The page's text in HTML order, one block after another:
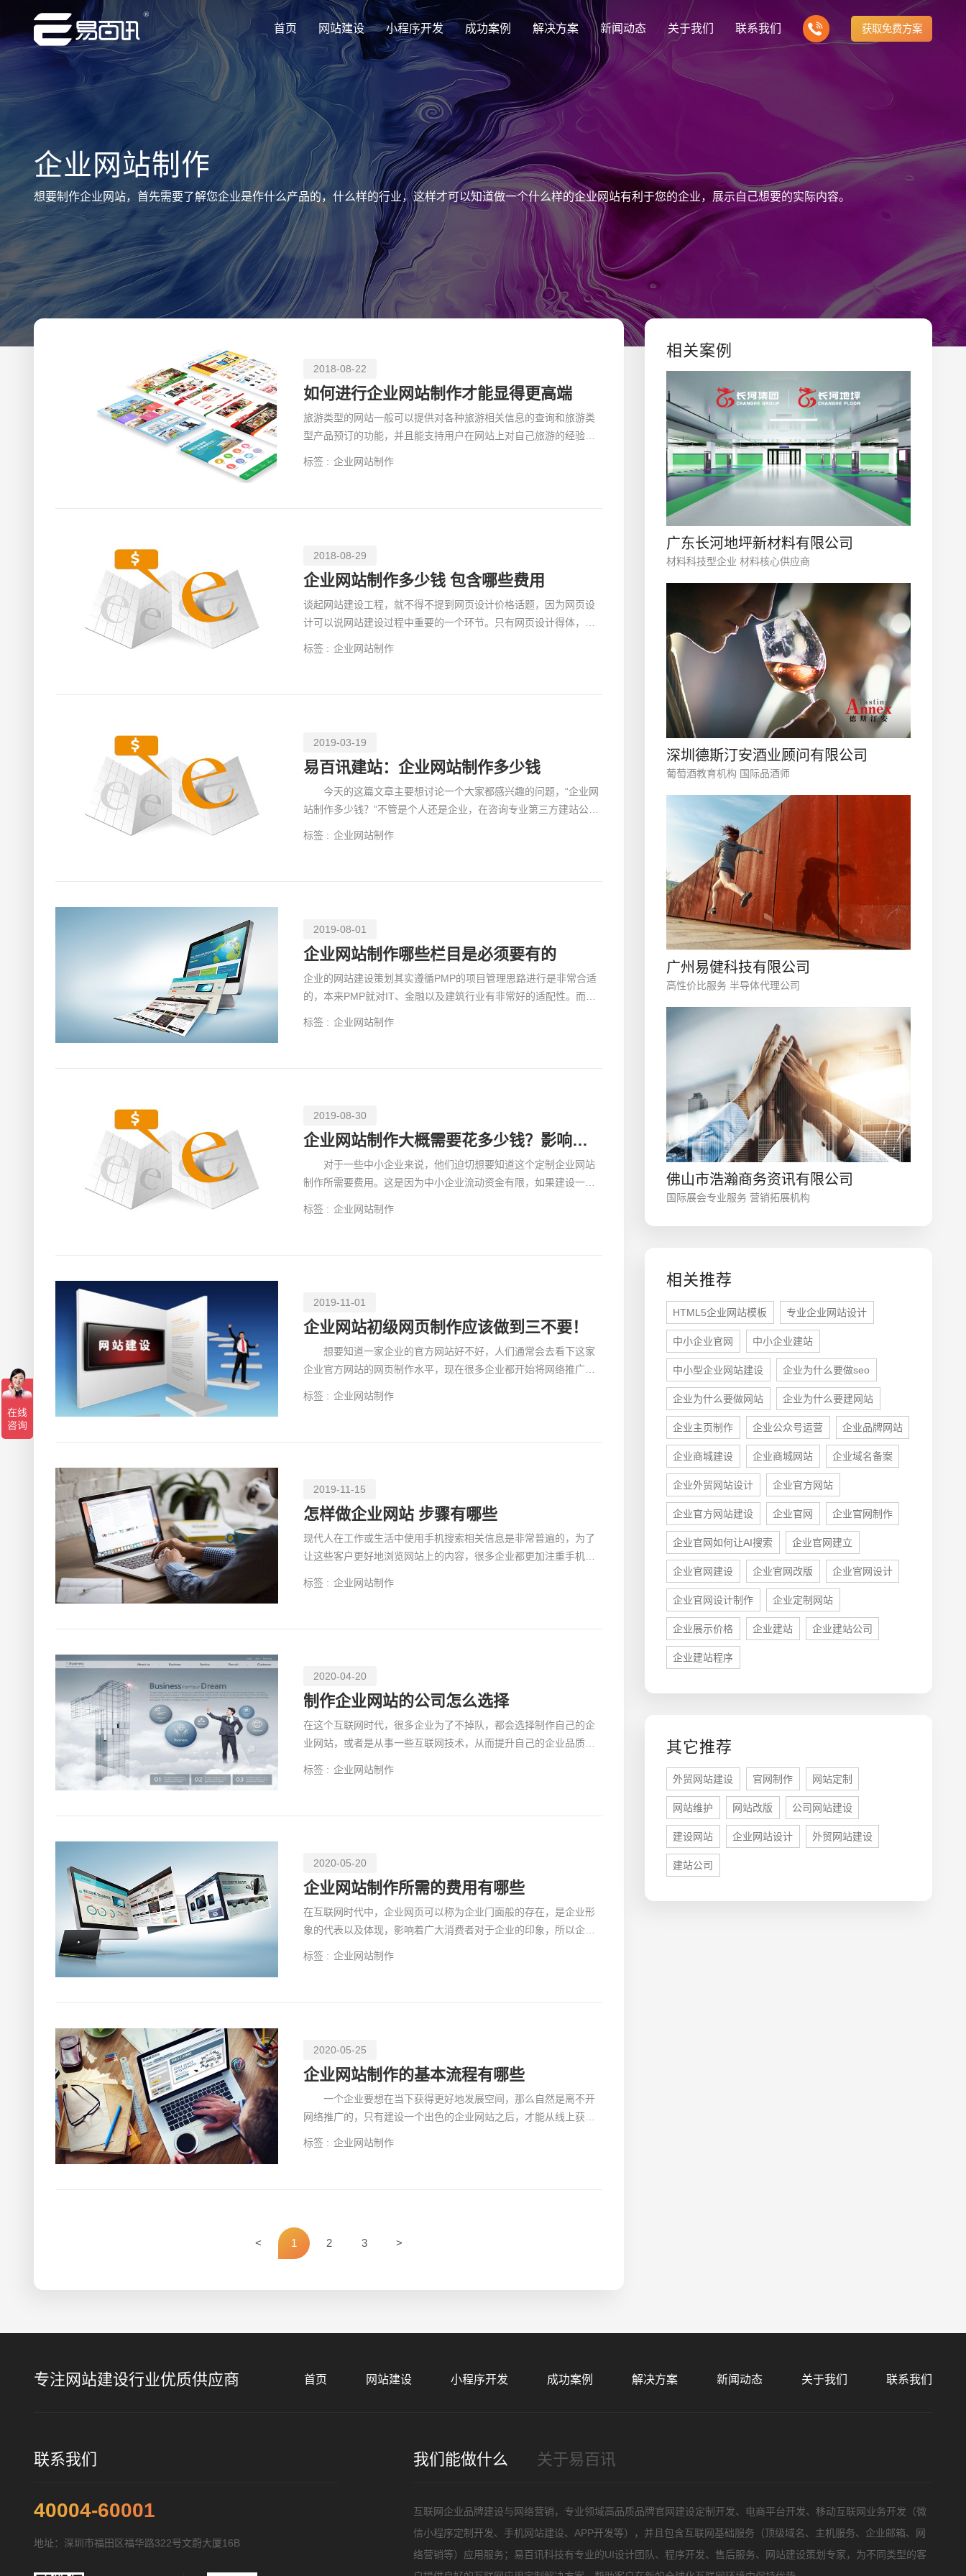
首页 网站建设
专注网站建设行业优质供应商
创意品牌型网站建设
企业品牌高端网站设计
企业营销型网站建设
响应式网站建设
适应各个终端设备网站
网站建设定制改版
定制化网站建设改版方案
购物商城系统开发
零售在线电子商务网站
手机微信网站建设
小程序开发 成功案例
专注网站建设行业优质供应商 集团上市网站
集团大企上市公司
行业门户网站
行业门户网站平台开发
外贸出口网站
外贸进出口网站开发
企业品牌官网
创意品牌型网站建设 营销型网站建力企业公信力
解决方案
专注网站建设行业优质供应商
解决方案
定制化视觉设计与互动策划方案
芯片半导体网站建设解决方
案
新能源行业网站建设解决方
案
政府网站建设解决方案
购物商城网站建设解决方案 品牌形象网站建设解决方案
门户网站建设解决方案 营销型网站建设解决方案 企业网站建设解决方案
多样化产品总有一个满足你的需求
新闻动态
专注网站建设行业优质供应商 最新签约
Latest signing
建站知识
Website building knowledge
行业新闻
Industry information
网站设计
Website Design
关于我们
专注网站建设行业优质供应商 公司介绍
致力于互联网品牌建设
公司团队
我们的团队协作精神
发展历程
一路走来感谢您的陪伴
联系我们 获取免费方案
企业网站制作
想要制作企业网站，首先需要了解您企业是作什么产品的，什么样的行业，这样才可以知道做一个什么样的企业网站有利于您的企业，展示自己想要的实际内容。
2018-08-22
如何进行企业网站制作才能显得更高端
旅游类型的网站一般可以提供对各种旅游相关信息的查询和旅游类
型产品预订的功能，并且能支持用户在网站上对自己旅游的经验等
标签 : 企业网站制作
2018-08-29
企业网站制作多少钱 包含哪些费用
谈起网站建设工程，就不得不提到网页设计价格话题，因为网页设
计可以说网站建设过程中重要的一个环节。只有网页设计得体，合
标签 : 企业网站制作
2019-03-19
易百讯建站：企业网站制作多少钱
今天的这篇文章主要想讨论一个大家都感兴趣的问题，“企业网
站制作多少钱？”不管是个人还是企业，在咨询专业第三方建站公司
标签 : 企业网站制作
2019-08-01
企业网站制作哪些栏目是必须要有的
企业的网站建设策划其实遵循PMP的项目管理思路进行是非常合适
的，本来PMP就对IT、金融以及建筑行业有非常好的适配性。而企
标签 : 企业网站制作
2019-08-30
企业网站制作大概需要花多少钱？影响因素有哪些？
对于一些中小企业来说，他们迫切想要知道这个定制企业网站
制作所需要费用。这是因为中小企业流动资金有限，如果建设一个
标签 : 企业网站制作
2019-11-01
企业网站初级网页制作应该做到三不要！
想要知道一家企业的官方网站好不好，人们通常会去看下这家
企业官方网站的网页制作水平，现在很多企业都开始将网络推广费
标签 : 企业网站制作
2019-11-15
怎样做企业网站 步骤有哪些
现代人在工作或生活中使用手机搜索相关信息是非常普遍的，为了
让这些客户更好地浏览网站上的内容，很多企业都更加注重手机网
标签 : 企业网站制作
2020-04-20
制作企业网站的公司怎么选择
在这个互联网时代，很多企业为了不掉队，都会选择制作自己的企
业网站，或者是从事一些互联网技术，从而提升自己的企业品质。
标签 : 企业网站制作
2020-05-20
企业网站制作所需的费用有哪些
在互联网时代中，企业网页可以称为企业门面般的存在，是企业形
象的代表以及体现，影响着广大消费者对于企业的印象，所以企业
标签 : 企业网站制作
2020-05-25
企业网站制作的基本流程有哪些
一个企业要想在当下获得更好地发展空间，那么自然是离不开
网络推广的，只有建设一个出色的企业网站之后，才能从线上获得
标签 : 企业网站制作
< 1 2 3 >
相关案例
广东长河地坪新材料有限公司
材料科技型企业 材料核心供应商
深圳德斯汀安酒业顾问有限公司
葡萄酒教育机构 国际品酒师
广州易健科技有限公司
高性价比服务 半导体代理公司
佛山市浩瀚商务资讯有限公司
国际展会专业服务 营销拓展机构
相关推荐
HTML5企业网站模板 专业企业网站设计
中小企业官网 中小企业建站
中小型企业网站建设 企业为什么要做seo
企业为什么要做网站 企业为什么要建网站
企业主页制作 企业公众号运营 企业品牌网站
企业商城建设 企业商城网站 企业域名备案
企业外贸网站设计 企业官方网站
企业官方网站建设 企业官网 企业官网制作
企业官网如何让AI搜索 企业官网建立
企业官网建设 企业官网改版 企业官网设计
企业官网设计制作 企业定制网站
企业展示价格 企业建站 企业建站公司
企业建站程序
其它推荐
外贸网站建设 官网制作 网站定制
网站维护 网站改版 公司网站建设
建设网站 企业网站设计 外贸网站建设
建站公司
手机
133 1698
专注网站建设行业优质供应商 首页 网站建设 小程序开发 成功案例 解决方案 新闻动态 关于我们 联系我们
联系我们
40004-60001
地址：深圳市福田区福华路322号文蔚大厦16B
我们能做什么 关于易百讯
互联网企业品牌建设与网络营销，专业领域高品质品牌官网建设定制开发、电商平台开发、移动互联网业务开发（微
信小程序定制开发、手机网站建设、APP开发等），并且包含互联网基础服务（顶级域名、主机服务、企业邮箱、网
络营销等）应用服务；易百讯科技有专业的UI设计团队、程序开发、售后服务、网站建设策划专家，为不同类型的客
请输入您的公司名称 名字
创意品牌型网站 · 标准企业官网建设 · 外贸网站设计
电商及系统平台开发 · 微信小程序开发 · 年度运维服务
招标项目